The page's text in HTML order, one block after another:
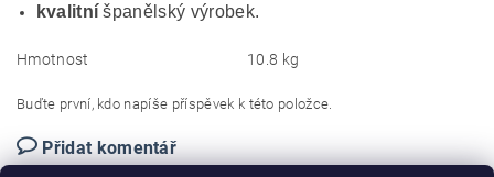
kvalitní španělský výrobek.
Hmotnost 10.8 kg
Buďte první, kdo napíše příspěvek k této položce.
Přidat komentář